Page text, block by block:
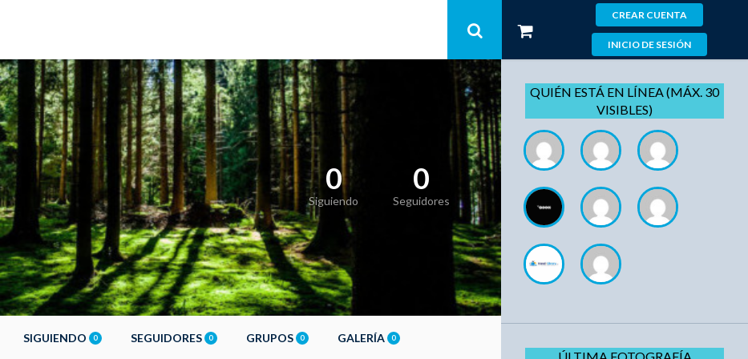
CREAR CUENTA
INICIO DE SESIÓN
0
Siguiendo
0
Seguidores
SIGUIENDO 0 SEGUIDORES 0 GRUPOS 0 GALERÍA 0
QUIÉN ESTÁ EN LÍNEA (MÁX. 30
VISIBLES)